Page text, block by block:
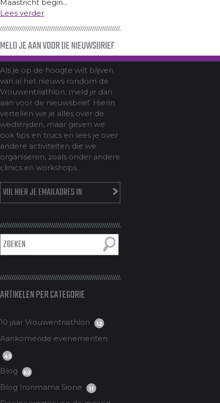
Maastricht begin...
Lees verder
MELD JE AAN VOOR DE NIEUWSBRIEF
Als je op de hoogte wilt blijven
van al het nieuws rondom de
Vrouwentriathlon, meld je dan
aan voor de nieuwsbrief. Hierin
vertellen we je alles over de
wedstrijden, maar geven we
ook tips en trucs en lees je over
andere activiteiten die we
organiseren, zoals onder andere
clinics en workshops.
ARTIKELEN PER CATEGORIE
10 jaar Vrouwentriathlon 12
Aankomende evenementen
43
Blog 62
Blog Ironmama Sione 11